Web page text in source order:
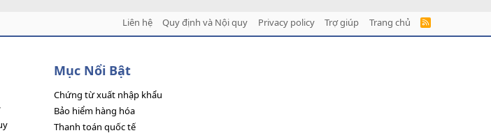
Liên hệ Quy định và Nội quy Privacy policy Trợ giúp Trang chủ
R
Mục Nổi Bật
Chứng từ xuất nhập khẩu
Bảo hiểm hàng hóa
Thanh toán quốc tế